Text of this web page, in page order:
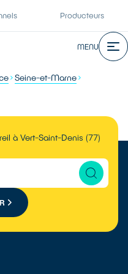
Producteurs
MENU
Seine-et-Marne
à Vert-Saint-Denis (77)